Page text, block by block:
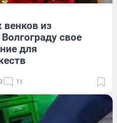
из
свое
для
11